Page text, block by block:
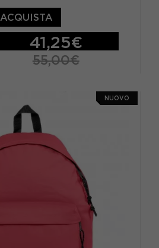
ACQUISTA
41,25€
55,00€
NUOVO